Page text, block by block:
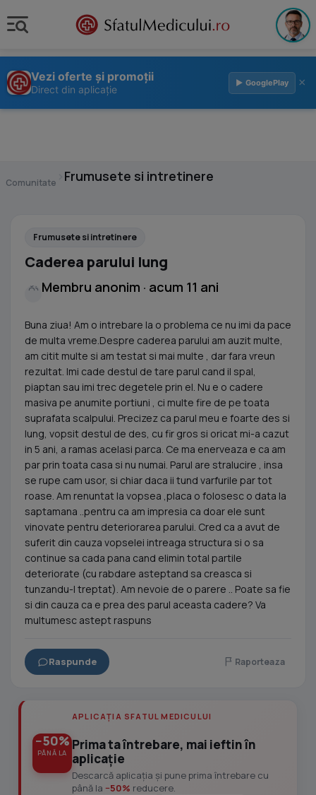
Vezi oferte și promoții
Direct din aplicație
▶ GooglePlay ×
Comunitate Frumusete si intretinere
Frumusete si intretinere
Caderea parului lung
Membru anonim · acum 11 ani
Buna ziua! Am o intrebare la o problema ce nu imi da pace
de multa vreme.Despre caderea parului am auzit multe,
am citit multe si am testat si mai multe , dar fara vreun
rezultat. Imi cade destul de tare parul cand il spal,
piaptan sau imi trec degetele prin el. Nu e o cadere
masiva pe anumite portiuni , ci multe fire de pe toata
suprafata scalpului. Precizez ca parul meu e foarte des si
lung, vopsit destul de des, cu fir gros si oricat mi-a cazut
in 5 ani, a ramas acelasi parca. Ce ma enerveaza e ca am
par prin toata casa si nu numai. Parul are stralucire , insa
se rupe cam usor, si chiar daca ii tund varfurile par tot
roase. Am renuntat la vopsea ,placa o folosesc o data la
saptamana ..pentru ca am impresia ca doar ele sunt
vinovate pentru deteriorarea parului. Cred ca a avut de
suferit din cauza vopselei intreaga structura si o sa
continue sa cada pana cand elimin total partile
deteriorate (cu rabdare asteptand sa creasca si
tunzandu-l treptat). Am nevoie de o parere .. Poate sa fie
si din cauza ca e prea des parul aceasta cadere? Va
multumesc astept raspuns
Raspunde Raporteaza
−50%
PÂNĂ LA
APLICAȚIA SFATUL MEDICULUI
Prima ta întrebare, mai ieftin în
aplicație
Descarcă aplicația și pune prima întrebare cu
până la −50% reducere.